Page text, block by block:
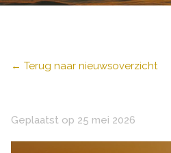
← Terug naar nieuwsoverzicht
Geplaatst op 25 mei 2026